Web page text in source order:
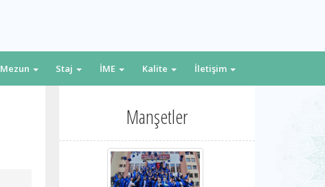
Mezun Staj İME Kalite İletişim
Manşetler